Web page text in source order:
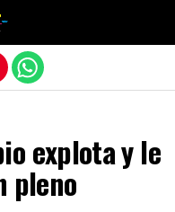
explota y le
pleno
móvil